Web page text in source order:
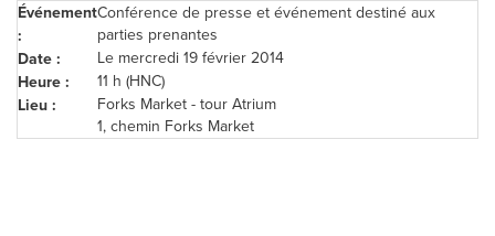
Événement
:
Conférence de presse et événement destiné aux
parties prenantes
Date : Le mercredi 19 février 2014
Heure : 11 h (HNC)
Lieu :
Forks Market - tour Atrium
1, chemin Forks Market